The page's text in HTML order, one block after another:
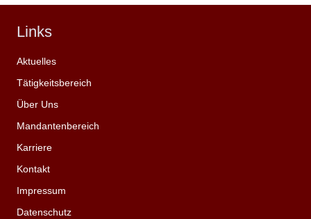
Links
Aktuelles
Tätigkeitsbereich
Über Uns
Mandantenbereich
Karriere
Kontakt
Impressum
Datenschutz